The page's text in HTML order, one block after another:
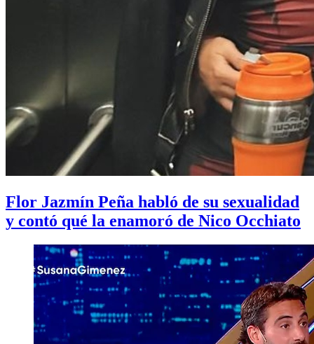
Flor Jazmín Peña habló de su sexualidad
y contó qué la enamoró de Nico Occhiato